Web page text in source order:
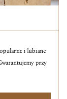
i lubiane
przy